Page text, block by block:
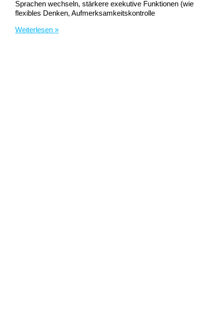
Sprachen wechseln, stärkere exekutive Funktionen (wie
flexibles Denken, Aufmerksamkeitskontrolle
Warum
Weiterlesen »